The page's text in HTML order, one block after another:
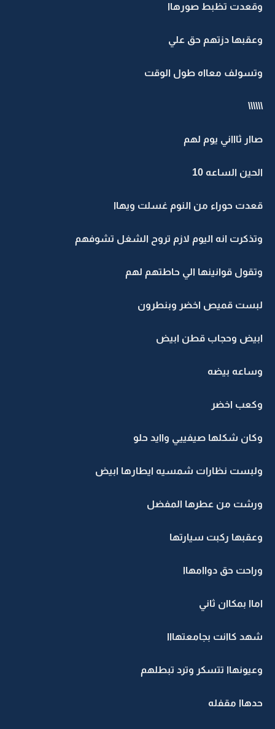
وقعدت تظبط صورهاا
وعقبها دزتهم حق علي
وتسولف معااه طول الوقت
\\\\\\
صاار ثاااني يوم لهم
الحين الساعه 10
قعدت حوراء من النوم غسلت ويهاا
وتذكرت انه اليوم لازم تروح الشغل تشوفهم
وتقول قوانينها الي حاطتهم لهم
لبست قميص اخضر وبنطرون
ابيض وحجاب قطن ابيض
وساعه بيضه
وكعب اخضر
وكان شكلها صيفييي واايد حلو
ولبست نظارات شمسيه ايطارها ابيض
ورشت من عطرها المفضل
وعقبها ركبت سيارتها
وراحت حق دواامهاا
اماا بمكاان ثاني
شهد كاانت بجامعتهااا
وعيونهاا تتسكر وترد تبطلهم
حدهاا مقفله